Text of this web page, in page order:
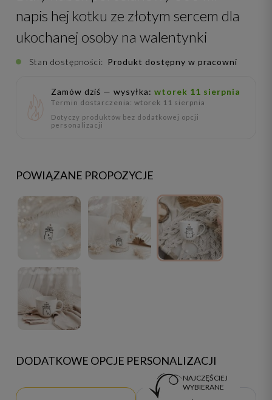
napis hej kotku ze złotym sercem dla
ukochanej osoby na walentynki
Stan dostępności: Produkt dostępny w pracowni
Zamów dziś — wysyłka: wtorek 11 sierpnia
Termin dostarczenia: wtorek 11 sierpnia
Dotyczy produktów bez dodatkowej opcji
personalizacji
POWIĄZANE PROPOZYCJE
DODATKOWE OPCJE PERSONALIZACJI
NAJCZĘŚCIEJ
WYBIERANE